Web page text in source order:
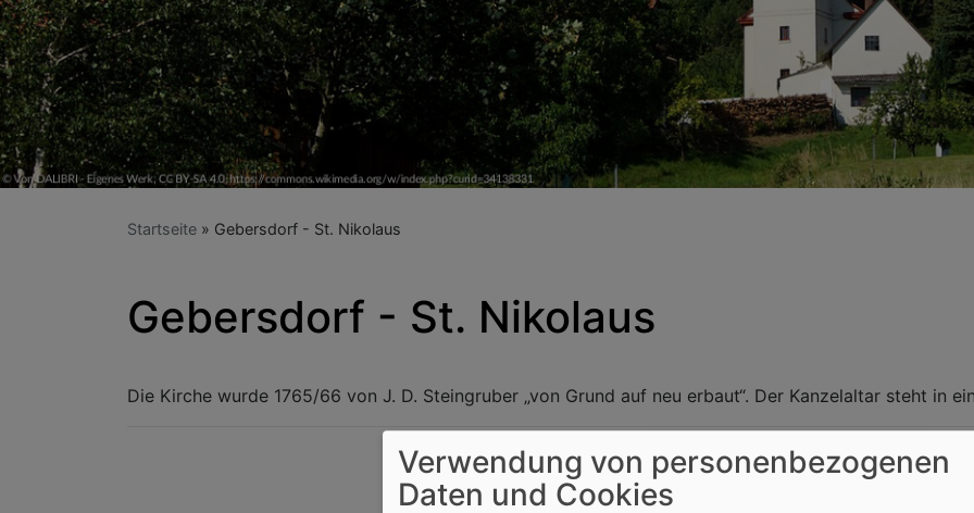
Startseite Gebersdorf - St. Nikolaus
Gebersdorf - St. Nikolaus
Die Kirche wurde 1765/66 von J. D. Steingruber „von Grund auf neu erbaut“. Der Kanzelaltar steht in
Verwendung von personenbezogenen
Daten und Cookies